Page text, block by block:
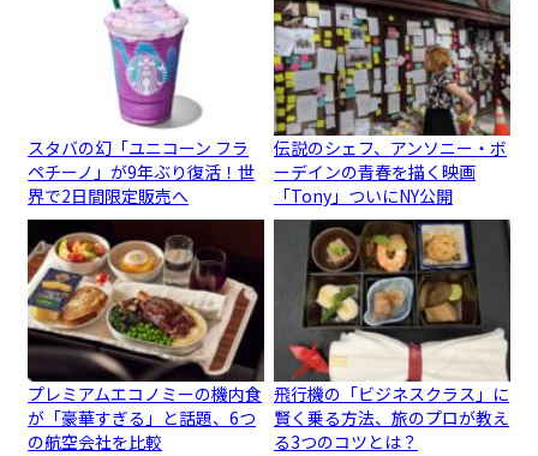
スタバの幻「ユニコーン フラ
ペチーノ」が9年ぶり復活！世
界で2日間限定販売へ
伝説のシェフ、アンソニー・ボ
ーデインの青春を描く映画
「Tony」ついにNY公開
プレミアムエコノミーの機内食
が「豪華すぎる」と話題、6つ
の航空会社を比較
飛行機の「ビジネスクラス」に
賢く乗る方法、旅のプロが教え
る3つのコツとは？